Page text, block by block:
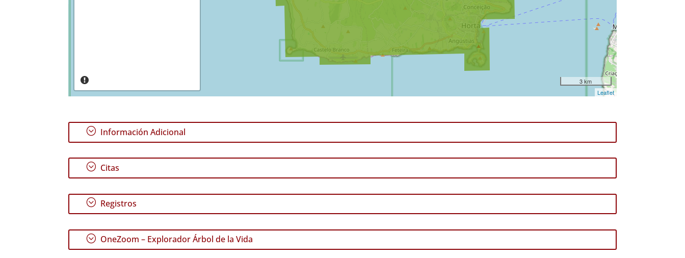
3 km
Leaflet
; Información Adicional
; Citas
; Registros
; OneZoom – Explorador Árbol de la Vida